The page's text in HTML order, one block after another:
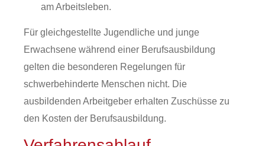
am Arbeitsleben.
Für gleichgestellte Jugendliche und junge
Erwachsene während einer Berufsausbildung
gelten die besonderen Regelungen für
schwerbehinderte Menschen nicht. Die
ausbildenden Arbeitgeber erhalten Zuschüsse zu
den Kosten der Berufsausbildung.